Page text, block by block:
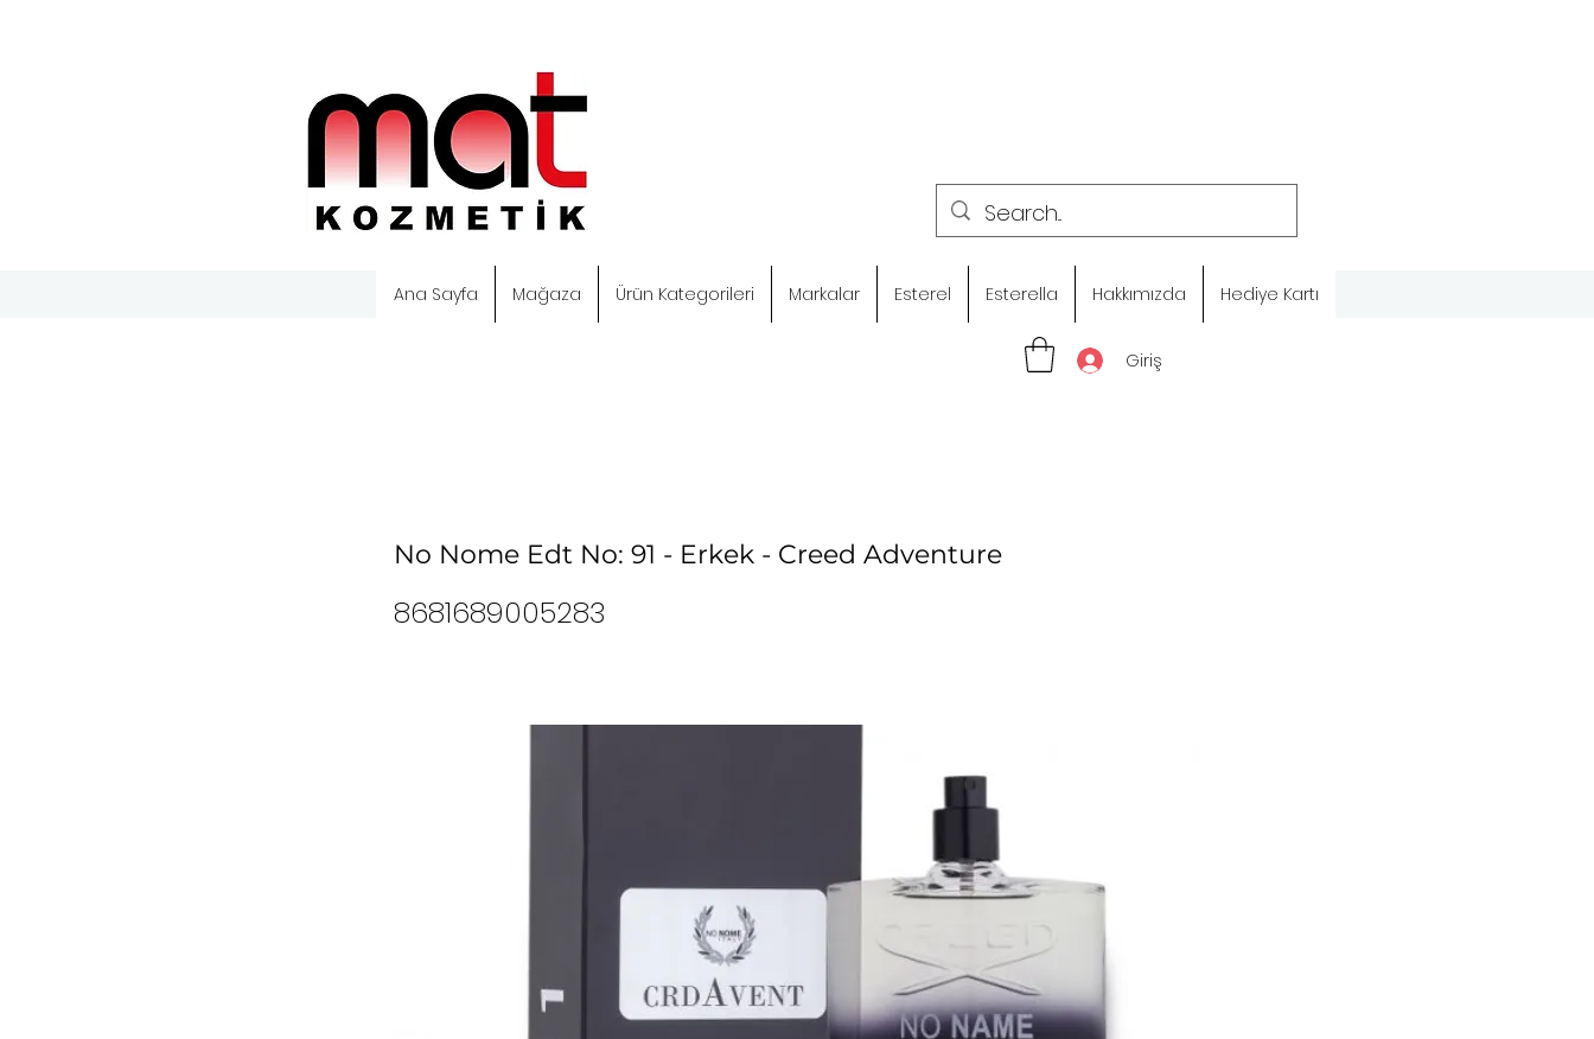
Ana Sayfa Mağaza Ürün Kategorileri Markalar Esterel Esterella Hakkımızda Hediye Kartı
Giriş
No Nome Edt No: 91 - Erkek - Creed Adventure
8681689005283